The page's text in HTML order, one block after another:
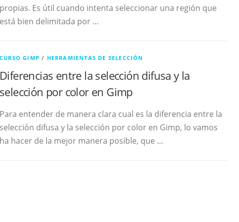
propias. Es útil cuando intenta seleccionar una región que
está bien delimitada por …
CURSO GIMP / HERRAMIENTAS DE SELECCIÓN
Diferencias entre la selección difusa y la
selección por color en Gimp
Para entender de manera clara cual es la diferencia entre la
selección difusa y la selección por color en Gimp, lo vamos
ha hacer de la mejor manera posible, que …